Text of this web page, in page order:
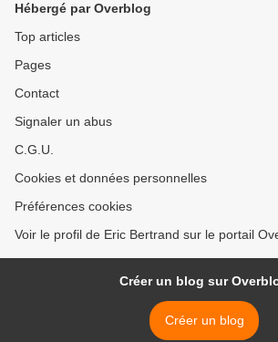
Hébergé par Overblog
Top articles
Pages
Contact
Signaler un abus
C.G.U.
Cookies et données personnelles
Préférences cookies
Voir le profil de Eric Bertrand sur le portail
Créer un blog sur
Créer un blog